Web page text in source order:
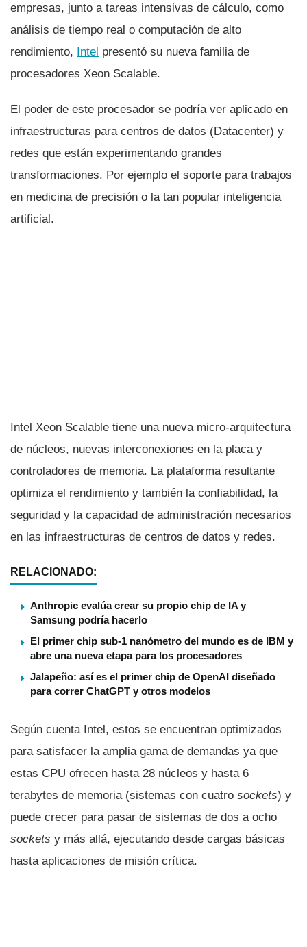
empresas, junto a tareas intensivas de cálculo, como
análisis de tiempo real o computación de alto
rendimiento, Intel presentó su nueva familia de
procesadores Xeon Scalable.
El poder de este procesador se podrí­a ver aplicado en
infraestructuras para centros de datos (Datacenter) y
redes que están experimentando grandes
transformaciones. Por ejemplo el soporte para trabajos
en medicina de precisión o la tan popular inteligencia
artificial.
Intel Xeon Scalable tiene una nueva micro-arquitectura
de núcleos, nuevas interconexiones en la placa y
controladores de memoria. La plataforma resultante
optimiza el rendimiento y también la confiabilidad, la
seguridad y la capacidad de administración necesarios
en las infraestructuras de centros de datos y redes.
RELACIONADO:
Anthropic evalúa crear su propio chip de IA y
Samsung podría hacerlo
El primer chip sub-1 nanómetro del mundo es de IBM y
abre una nueva etapa para los procesadores
Jalapeño: así es el primer chip de OpenAI diseñado
para correr ChatGPT y otros modelos
Según cuenta Intel, estos se encuentran optimizados
para satisfacer la amplia gama de demandas ya que
estas CPU ofrecen hasta 28 núcleos y hasta 6
terabytes de memoria (sistemas con cuatro sockets) y
puede crecer para pasar de sistemas de dos a ocho
sockets y más allá, ejecutando desde cargas básicas
hasta aplicaciones de misión crí­tica.